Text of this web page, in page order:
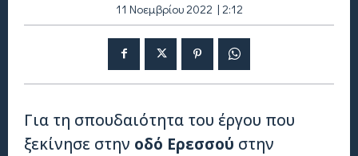
11 Νοεμβρίου 2022 | 2:12
Για τη σπουδαιότητα του έργου που
ξεκίνησε στην οδό Ερεσσού στην